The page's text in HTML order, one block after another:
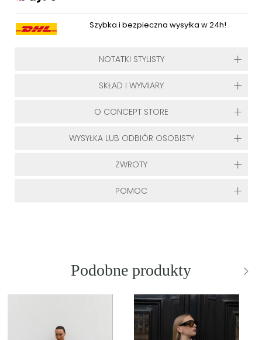
Szybka i bezpieczna wysyłka w 24h!
NOTATKI STYLISTY
SKŁAD I WYMIARY
O CONCEPT STORE
WYSYŁKA LUB ODBIÓR OSOBISTY
ZWROTY
POMOC
Podobne produkty